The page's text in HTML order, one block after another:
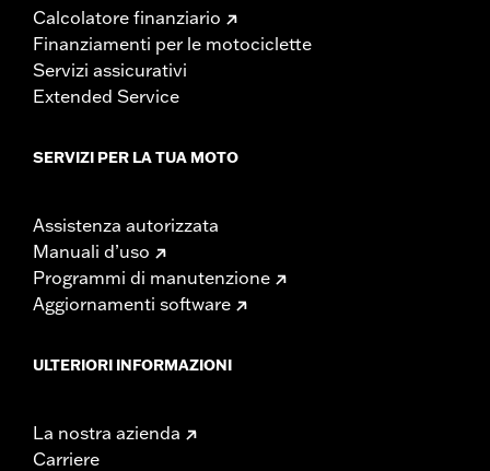
Calcolatore finanziario
Finanziamenti per le motociclette
Servizi assicurativi
Extended Service
SERVIZI PER LA TUA MOTO
Assistenza autorizzata
Manuali d’uso
Programmi di manutenzione
Aggiornamenti software
ULTERIORI INFORMAZIONI
La nostra azienda
Carriere